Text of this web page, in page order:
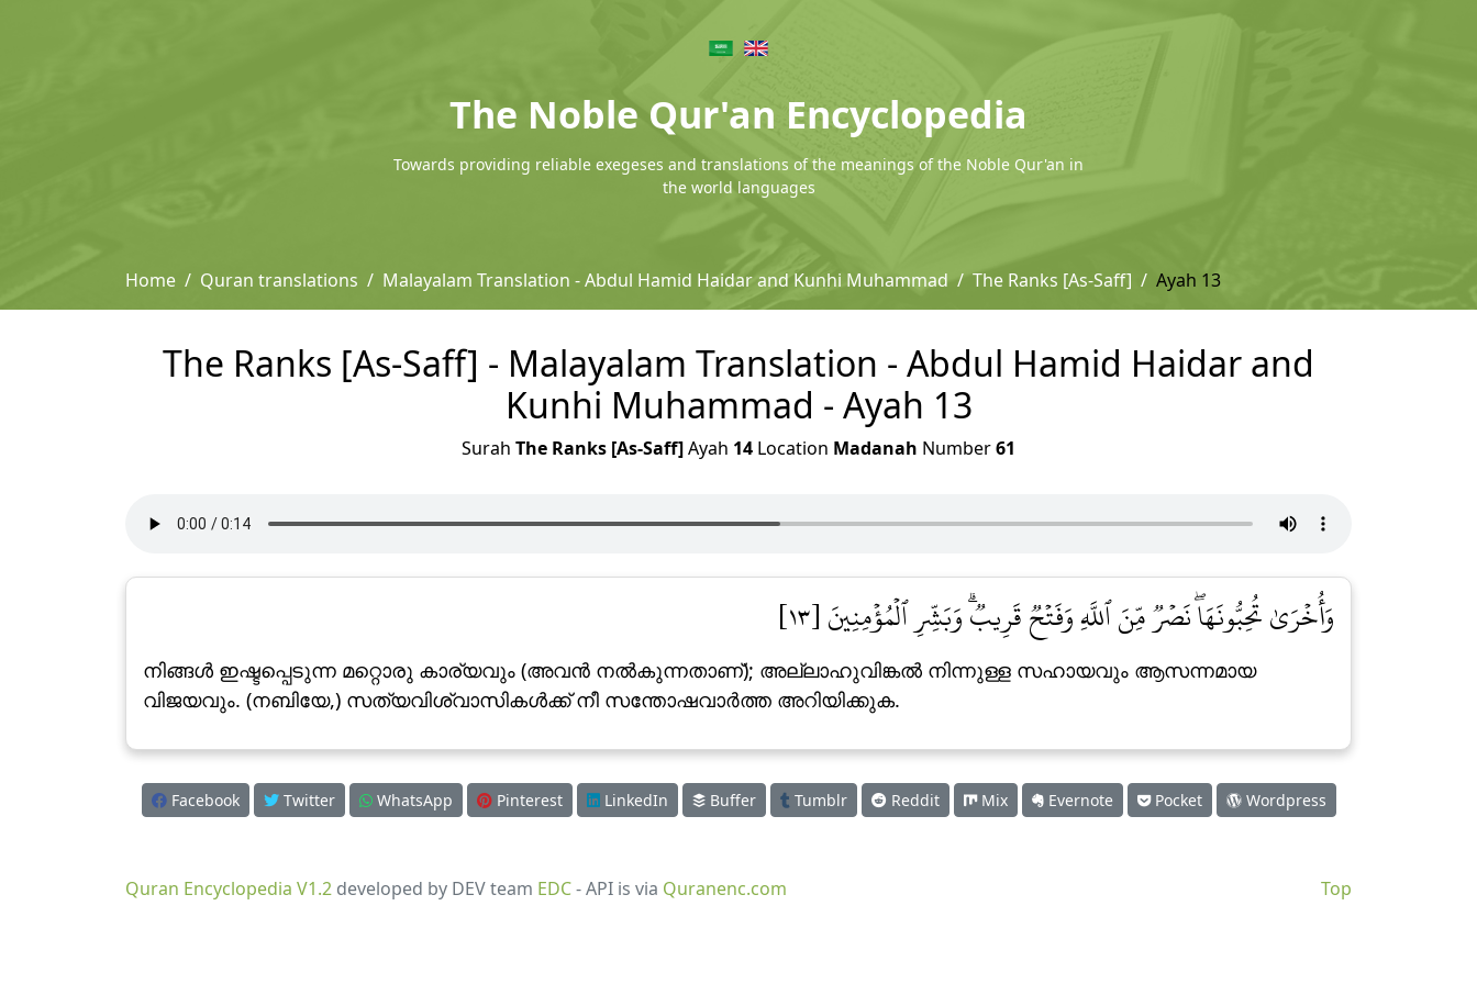
The Noble Qur'an Encyclopedia
Towards providing reliable exegeses and translations of the meanings of the Noble Qur'an in
the world languages
Home Quran translations Malayalam Translation - Abdul Hamid Haidar and Kunhi Muhammad The Ranks [As-Saff] Ayah 13
The Ranks [As-Saff] - Malayalam Translation - Abdul Hamid Haidar and
Kunhi Muhammad - Ayah 13
Surah The Ranks [As-Saff]Ayah 14 Location Madanah Number61
وَأُخۡرَىٰ تُحِبُّونَهَاۖ نَصۡرٞ مِّنَ ٱللَّهِ وَفَتۡحٞ قَرِيبٞۗ وَبَشِّرِ ٱلۡمُؤۡمِنِينَ [١٣]
നിങ്ങള്‍ ഇഷ്ടപ്പെടുന്ന മറ്റൊരു കാര്യവും (അവന്‍ നല്‍കുന്നതാണ്‌); അല്ലാഹുവിങ്കല്‍ നിന്നുള്ള സഹായവും ആസന്നമായ
വിജയവും. (നബിയേ,) സത്യവിശ്വാസികള്‍ക്ക് നീ സന്തോഷവാര്‍ത്ത അറിയിക്കുക.
Facebook Twitter WhatsApp Pinterest LinkedIn Buffer Tumblr Reddit Mix Evernote Pocket Wordpress
Top
Quran Encyclopedia V1.2 developed by DEV team EDC- API is via Quranenc.com